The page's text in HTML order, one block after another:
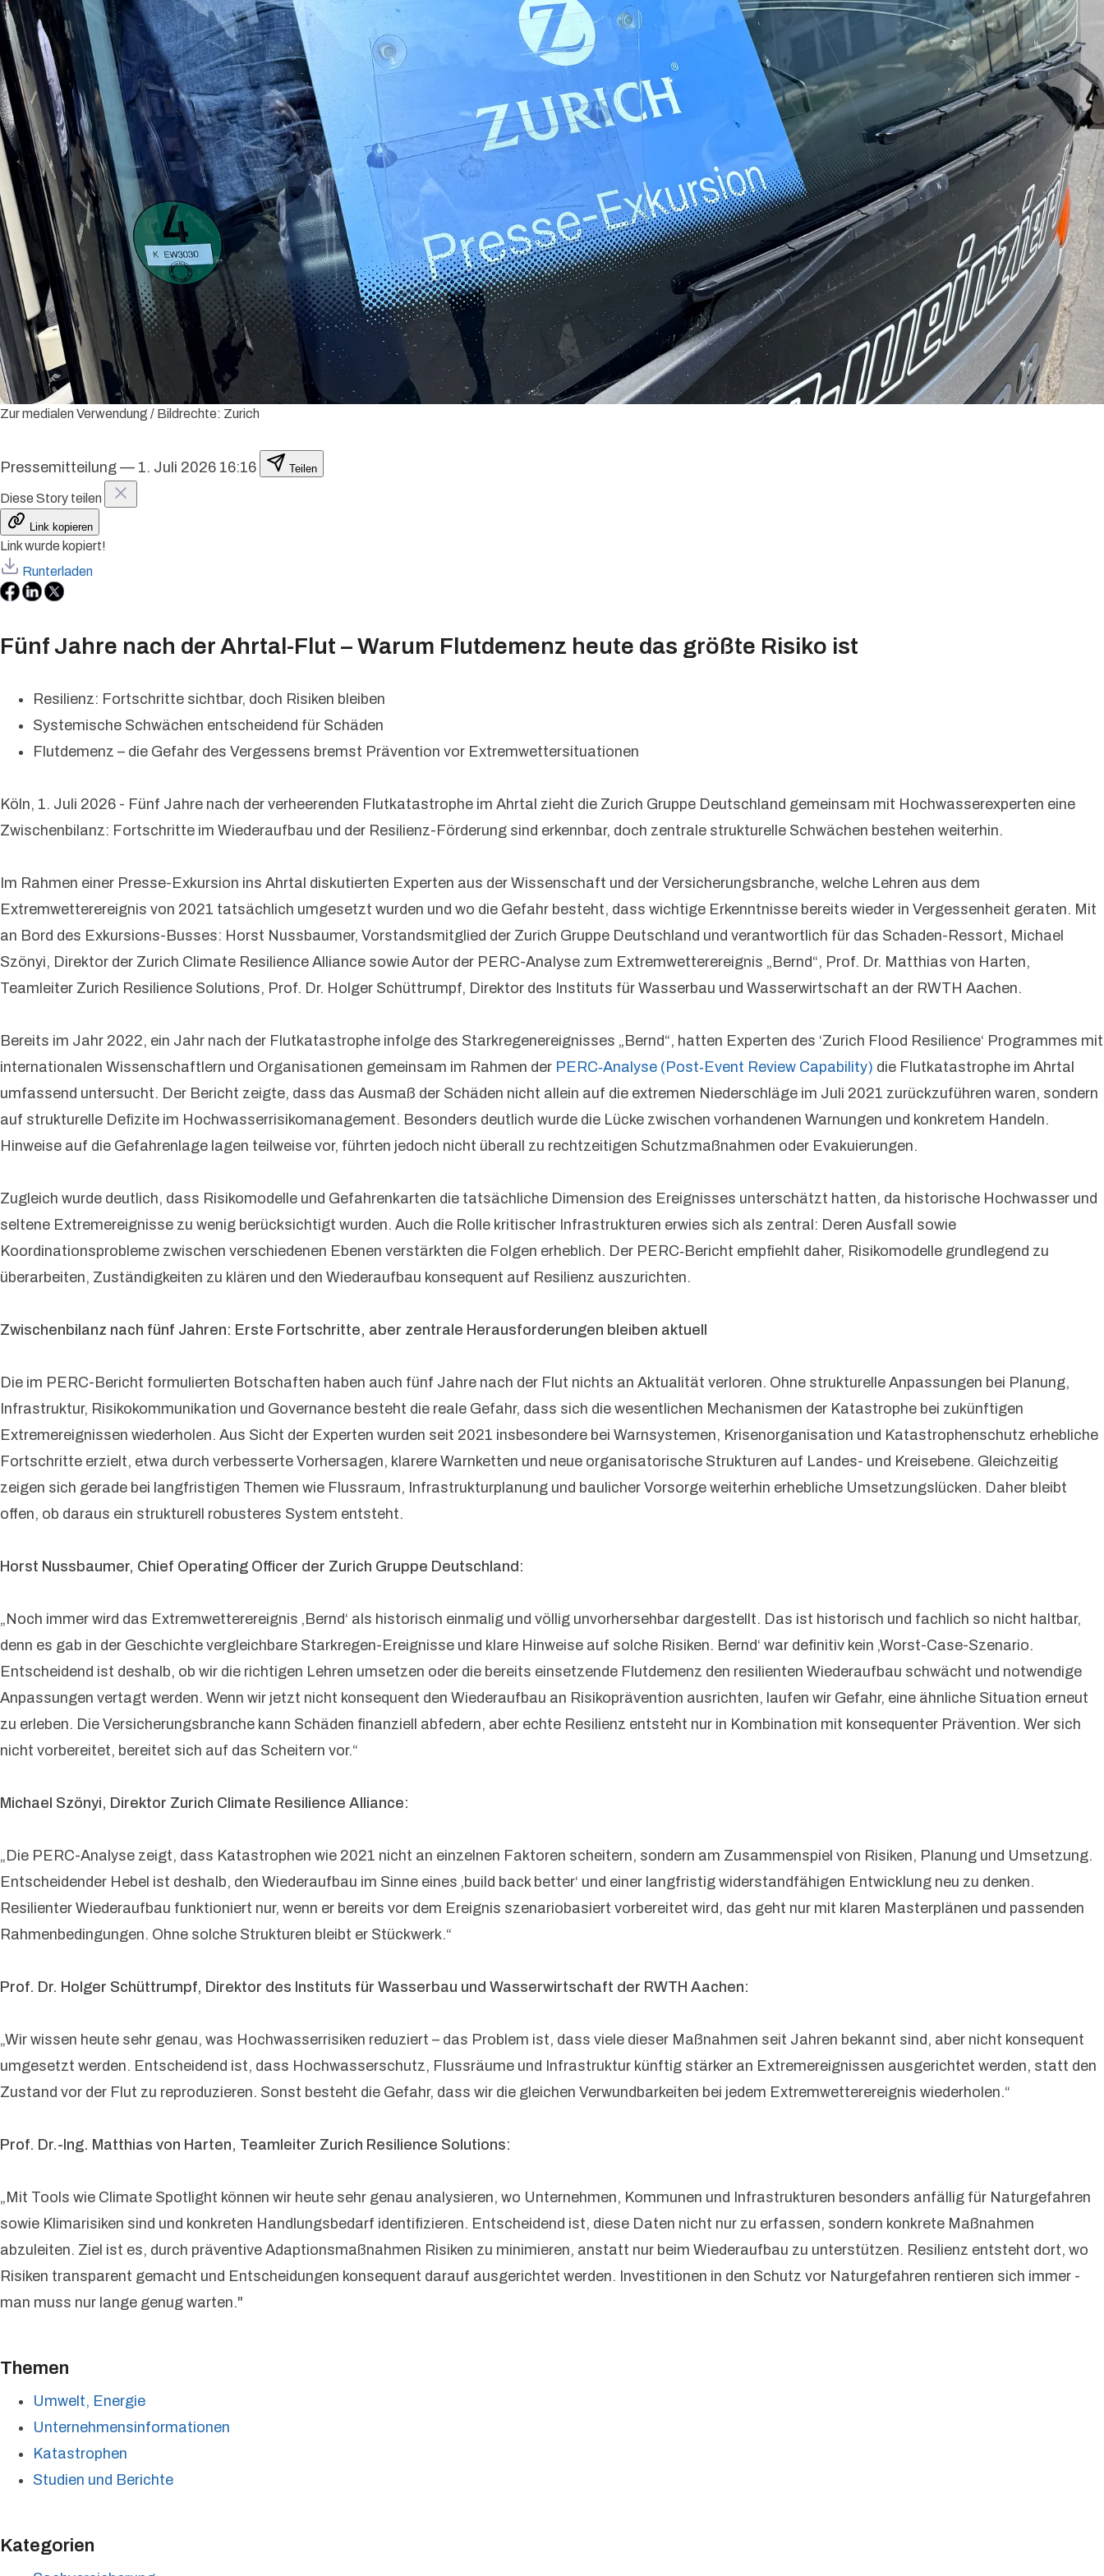
Zur medialen Verwendung / Bildrechte: Zurich
Pressemitteilung — 1. Juli 2026 16:16 Teilen
Diese Story teilen
Link kopieren
Link wurde kopiert!
Runterladen
Fünf Jahre nach der Ahrtal-Flut – Warum Flutdemenz heute das größte Risiko ist
Resilienz: Fortschritte sichtbar, doch Risiken bleiben
Systemische Schwächen entscheidend für Schäden
Flutdemenz – die Gefahr des Vergessens bremst Prävention vor Extremwettersituationen
Köln, 1. Juli 2026 - Fünf Jahre nach der verheerenden Flutkatastrophe im Ahrtal zieht die Zurich Gruppe Deutschland gemeinsam mit Hochwasserexperten eine
Zwischenbilanz: Fortschritte im Wiederaufbau und der Resilienz-Förderung sind erkennbar, doch zentrale strukturelle Schwächen bestehen weiterhin.
Im Rahmen einer Presse-Exkursion ins Ahrtal diskutierten Experten aus der Wissenschaft und der Versicherungsbranche, welche Lehren aus dem
Extremwetterereignis von 2021 tatsächlich umgesetzt wurden und wo die Gefahr besteht, dass wichtige Erkenntnisse bereits wieder in Vergessenheit geraten. Mit
an Bord des Exkursions-Busses: Horst Nussbaumer, Vorstandsmitglied der Zurich Gruppe Deutschland und verantwortlich für das Schaden-Ressort, Michael
Szönyi, Direktor der Zurich Climate Resilience Alliance sowie Autor der PERC-Analyse zum Extremwetterereignis „Bernd“, Prof. Dr. Matthias von Harten,
Teamleiter Zurich Resilience Solutions, Prof. Dr. Holger Schüttrumpf, Direktor des Instituts für Wasserbau und Wasserwirtschaft an der RWTH Aachen.
Bereits im Jahr 2022, ein Jahr nach der Flutkatastrophe infolge des Starkregenereignisses „Bernd“, hatten Experten des ‘Zurich Flood Resilience‘ Programmes mit
internationalen Wissenschaftlern und Organisationen gemeinsam im Rahmen der PERC‑Analyse (Post‑Event Review Capability) die Flutkatastrophe im Ahrtal
umfassend untersucht. Der Bericht zeigte, dass das Ausmaß der Schäden nicht allein auf die extremen Niederschläge im Juli 2021 zurückzuführen waren, sondern
auf strukturelle Defizite im Hochwasserrisikomanagement. Besonders deutlich wurde die Lücke zwischen vorhandenen Warnungen und konkretem Handeln.
Hinweise auf die Gefahrenlage lagen teilweise vor, führten jedoch nicht überall zu rechtzeitigen Schutzmaßnahmen oder Evakuierungen.
Zugleich wurde deutlich, dass Risikomodelle und Gefahrenkarten die tatsächliche Dimension des Ereignisses unterschätzt hatten, da historische Hochwasser und
seltene Extremereignisse zu wenig berücksichtigt wurden. Auch die Rolle kritischer Infrastrukturen erwies sich als zentral: Deren Ausfall sowie
Koordinationsprobleme zwischen verschiedenen Ebenen verstärkten die Folgen erheblich. Der PERC‑Bericht empfiehlt daher, Risikomodelle grundlegend zu
überarbeiten, Zuständigkeiten zu klären und den Wiederaufbau konsequent auf Resilienz auszurichten.
Zwischenbilanz nach fünf Jahren: Erste Fortschritte, aber zentrale Herausforderungen bleiben aktuell
Die im PERC-Bericht formulierten Botschaften haben auch fünf Jahre nach der Flut nichts an Aktualität verloren. Ohne strukturelle Anpassungen bei Planung,
Infrastruktur, Risikokommunikation und Governance besteht die reale Gefahr, dass sich die wesentlichen Mechanismen der Katastrophe bei zukünftigen
Extremereignissen wiederholen. Aus Sicht der Experten wurden seit 2021 insbesondere bei Warnsystemen, Krisenorganisation und Katastrophenschutz erhebliche
Fortschritte erzielt, etwa durch verbesserte Vorhersagen, klarere Warnketten und neue organisatorische Strukturen auf Landes- und Kreisebene. Gleichzeitig
zeigen sich gerade bei langfristigen Themen wie Flussraum, Infrastrukturplanung und baulicher Vorsorge weiterhin erhebliche Umsetzungslücken. Daher bleibt
offen, ob daraus ein strukturell robusteres System entsteht.
Horst Nussbaumer, Chief Operating Officer der Zurich Gruppe Deutschland:
„Noch immer wird das Extremwetterereignis ‚Bernd‘ als historisch einmalig und völlig unvorhersehbar dargestellt. Das ist historisch und fachlich so nicht haltbar,
denn es gab in der Geschichte vergleichbare Starkregen-Ereignisse und klare Hinweise auf solche Risiken. Bernd‘ war definitiv kein ‚Worst-Case-Szenario.
Entscheidend ist deshalb, ob wir die richtigen Lehren umsetzen oder die bereits einsetzende Flutdemenz den resilienten Wiederaufbau schwächt und notwendige
Anpassungen vertagt werden. Wenn wir jetzt nicht konsequent den Wiederaufbau an Risikoprävention ausrichten, laufen wir Gefahr, eine ähnliche Situation erneut
zu erleben. Die Versicherungsbranche kann Schäden finanziell abfedern, aber echte Resilienz entsteht nur in Kombination mit konsequenter Prävention. Wer sich
nicht vorbereitet, bereitet sich auf das Scheitern vor.“
Michael Szönyi, Direktor Zurich Climate Resilience Alliance:
„Die PERC-Analyse zeigt, dass Katastrophen wie 2021 nicht an einzelnen Faktoren scheitern, sondern am Zusammenspiel von Risiken, Planung und Umsetzung.
Entscheidender Hebel ist deshalb, den Wiederaufbau im Sinne eines ‚build back better‘ und einer langfristig widerstandfähigen Entwicklung neu zu denken.
Resilienter Wiederaufbau funktioniert nur, wenn er bereits vor dem Ereignis szenariobasiert vorbereitet wird, das geht nur mit klaren Masterplänen und passenden
Rahmenbedingungen. Ohne solche Strukturen bleibt er Stückwerk.“
Prof. Dr. Holger Schüttrumpf, Direktor des Instituts für Wasserbau und Wasserwirtschaft der RWTH Aachen:
„Wir wissen heute sehr genau, was Hochwasserrisiken reduziert – das Problem ist, dass viele dieser Maßnahmen seit Jahren bekannt sind, aber nicht konsequent
umgesetzt werden. Entscheidend ist, dass Hochwasserschutz, Flussräume und Infrastruktur künftig stärker an Extremereignissen ausgerichtet werden, statt den
Zustand vor der Flut zu reproduzieren. Sonst besteht die Gefahr, dass wir die gleichen Verwundbarkeiten bei jedem Extremwetterereignis wiederholen.“
Prof. Dr.-Ing. Matthias von Harten, Teamleiter Zurich Resilience Solutions:
„Mit Tools wie Climate Spotlight können wir heute sehr genau analysieren, wo Unternehmen, Kommunen und Infrastrukturen besonders anfällig für Naturgefahren
sowie Klimarisiken sind und konkreten Handlungsbedarf identifizieren. Entscheidend ist, diese Daten nicht nur zu erfassen, sondern konkrete Maßnahmen
abzuleiten. Ziel ist es, durch präventive Adaptionsmaßnahmen Risiken zu minimieren, anstatt nur beim Wiederaufbau zu unterstützen. Resilienz entsteht dort, wo
Risiken transparent gemacht und Entscheidungen konsequent darauf ausgerichtet werden. Investitionen in den Schutz vor Naturgefahren rentieren sich immer -
man muss nur lange genug warten."
Themen
Umwelt, Energie
Unternehmensinformationen
Katastrophen
Studien und Berichte
Kategorien